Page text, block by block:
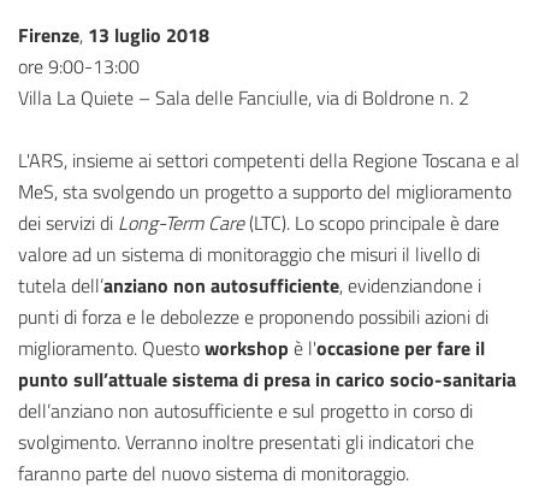
Firenze, 13 luglio 2018
ore 9:00-13:00
Villa La Quiete – Sala delle Fanciulle, via di Boldrone n. 2
L'ARS, insieme ai settori competenti della Regione Toscana e al
MeS, sta svolgendo un progetto a supporto del miglioramento
dei servizi di Long-Term Care(LTC). Lo scopo principale è dare
valore ad un sistema di monitoraggio che misuri il livello di
tutela dell’anziano non autosufficiente, evidenziandone i
punti di forza e le debolezze e proponendo possibili azioni di
miglioramento. Questoworkshop è l'occasione per fare il
punto sull’attuale sistema di presa in carico socio-sanitaria
dell’anziano non autosufficiente e sul progetto in corso di
svolgimento. Verranno inoltre presentati gli indicatori che
faranno parte del nuovo sistema di monitoraggio.